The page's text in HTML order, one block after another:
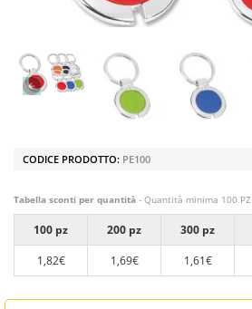
CODICE PRODOTTO: PE100
Tabella sconti per quantità - Quantità minima 100 PZ
100 pz 200 pz 300 pz
1,82€
1,69€ 1,61€